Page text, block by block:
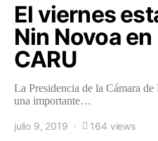
El viernes
Nin Novoa
CARU
La Presidencia de la Cámara de
una importante…
julio 9, 2019 164 views